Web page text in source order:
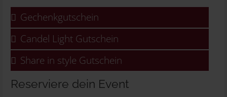
Gechenkgutschein
Candel Light Gutschein
Share in style Gutschein
Reserviere dein Event